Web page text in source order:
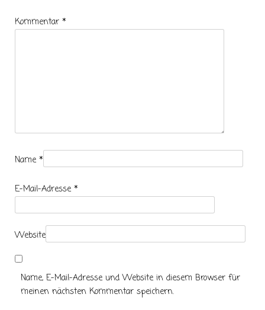
Kommentar *
Name *
E-Mail-Adresse *
Website
Name, E-Mail-Adresse und Website in diesem Browser für
meinen nächsten Kommentar speichern.